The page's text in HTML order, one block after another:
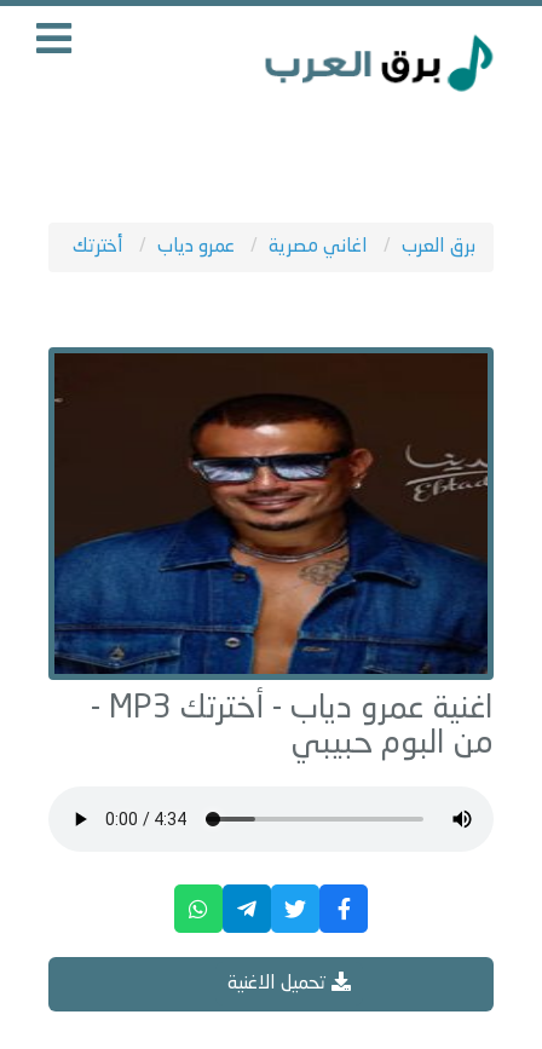
برق العرب اغاني مصرية عمرو دياب أخترتك
اغنية عمرو دياب - أخترتك
MP3 -
من البوم حبيبي
تحميل الاغنية